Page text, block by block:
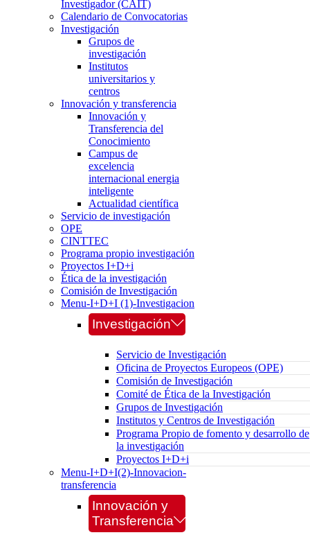
Investigador (CAIT)
Calendario de Convocatorias
Investigación
Grupos de
investigación
Institutos
universitarios y
centros
Innovación y transferencia
Innovación y
Transferencia del
Conocimiento
Campus de
excelencia
internacional energia
inteligente
Actualidad científica
Servicio de investigación
OPE
CINTTEC
Programa propio investigación
Proyectos I+D+i
Ética de la investigación
Comisión de Investigación
Menu-I+D+I (1)-Investigacion
Investigación
Servicio de Investigación
Oficina de Proyectos Europeos (OPE)
Comisión de Investigación
Comité de Ética de la Investigación
Grupos de Investigación
Institutos y Centros de Investigación
Programa Propio de fomento y desarrollo de
la investigación
Proyectos I+D+i
Menu-I+D+I(2)-Innovacion-
transferencia
Innovación y
Transferencia